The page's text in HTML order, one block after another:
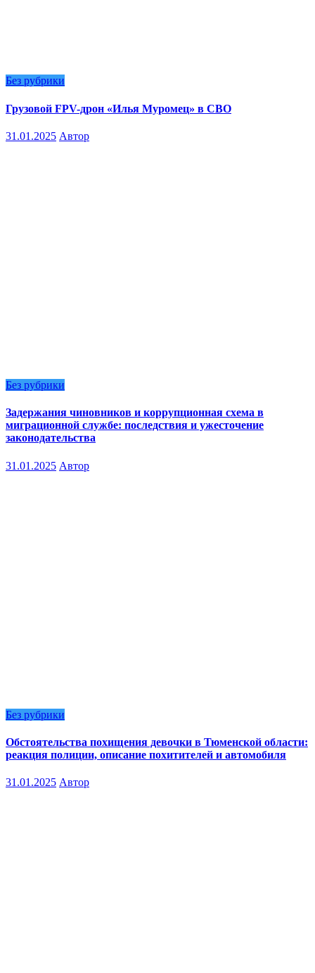
Без рубрики
Грузовой FPV-дрон «Илья Муромец» в СВО
31.01.2025 Автор
Без рубрики
Задержания чиновников и коррупционная схема в
миграционной службе: последствия и ужесточение
законодательства
31.01.2025 Автор
Без рубрики
Обстоятельства похищения девочки в Тюменской области:
реакция полиции, описание похитителей и автомобиля
31.01.2025 Автор